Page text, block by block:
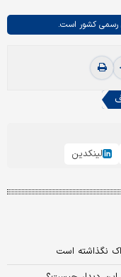
رسمی کشور است.
لینکدین
نگذاشته است